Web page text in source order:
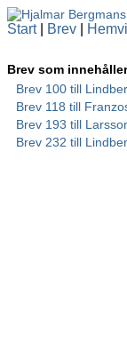
Start| Brev
Brev som
Brev 100 till
Brev 118 till
Brev 193 till
Brev 232 till